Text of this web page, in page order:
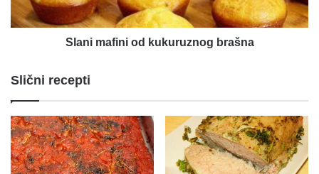
Slani mafini od kukuruznog brašna
Slični recepti